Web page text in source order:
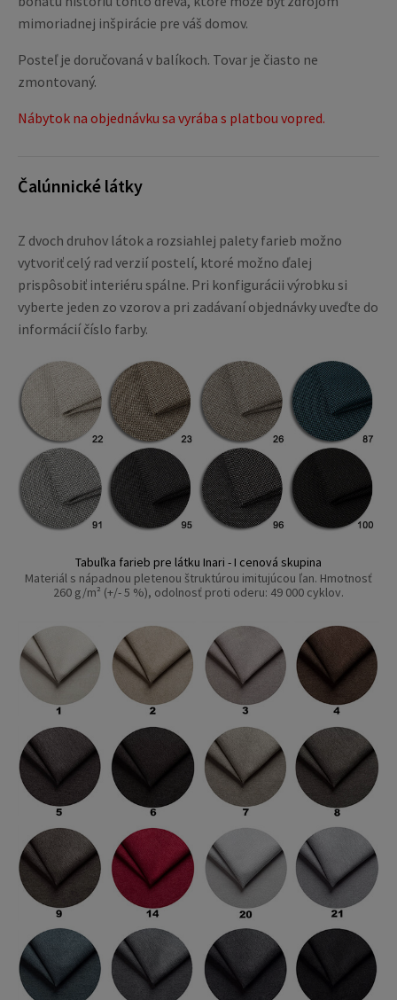
mimoriadnej inšpirácie pre váš domov.
Posteľ je doručovaná v balíkoch. Tovar je čiasto ne
zmontovaný.
Nábytok na objednávku sa vyrába s platbou vopred.
Čalúnnické látky
Z dvoch druhov látok a rozsiahlej palety farieb možno
vytvoriť celý rad verzií postelí, ktoré možno ďalej
prispôsobiť interiéru spálne. Pri konfigurácii výrobku si
vyberte jeden zo vzorov a pri zadávaní objednávky uveďte do
informácií číslo farby.
Tabuľka farieb pre látku Inari - I cenová skupina
Materiál s nápadnou pletenou štruktúrou imitujúcou ľan. Hmotnosť
260 g/m² (+/- 5 %), odolnosť proti oderu: 49 000 cyklov.